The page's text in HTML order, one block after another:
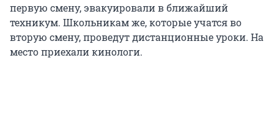
первую смену, эвакуировали в ближайший
техникум. Школьникам же, которые учатся во
вторую смену, проведут дистанционные уроки. На
место приехали кинологи.